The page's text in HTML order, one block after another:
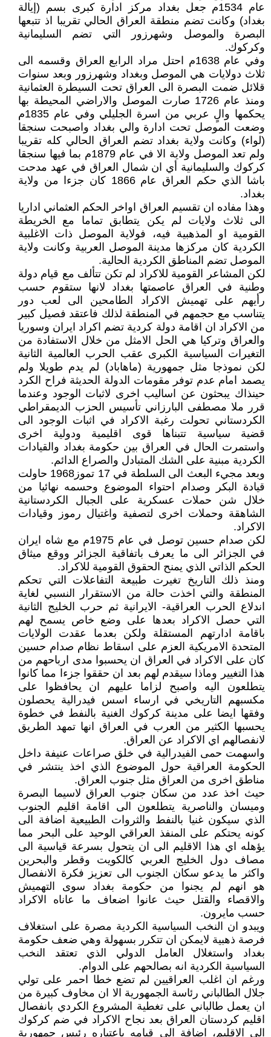
عام 1534م جعل بغداد مركز ادارة كبرى بسم (إيالة
بغداد) وكانت تضم منطقة العراق الحالي تقريبا اذ تتبعها
البصرة والموصل وشهرزور التي تضم السليمانية
وكركوك.
وفي عام 1638م احتل مراد الرابع العراق وقسمه الى
ثلاث دولايات هي الموصل وبغداد وشهرزور وبعد سنوات
قلائل ضمت البصرة الى العراق تحت السيطرة العثمانية
ومنذ عام 1726 صارت الموصل والاراضي المحيطة بها
يحكمها والٍ عربي من اسرة الجليلي وفي عام 1835م
وضعت الموصل تحت ادارة والي بغداد واصبحت سنجقا
(لواء) وكانت ولاية بغداد تضم العراق الحالي كله تقريبا
ولم تعد الموصل ولاية الا في عام 1879م بما فيها سنجقا
كركوك والسليمانية أي ان شمال العراق في عهد مدحت
باشا الذي حكم العراق عام 1866 كان جزءا من ولاية
بغداد.
وهذا مفاده ان تقسيم العراق اواخر الحكم العثماني اداريا
الى ثلاث ولايات لم يكن يتطابق تماما مع الخريطة
القومية او المذهبية فيه، فولاية الموصل ذات الاغلبية
الكردية كان مركزها مدينة الموصل العربية وكانت ولاية
الموصل تضم المناطق الكردية الحالية.
لكن المشاعر القومية للاكراد لم تكن تتألف مع قيام دولة
وطنية في العراق عاصمتها بغداد لانها ستقوم حسب
رأيهم على تهميش الاكراد الطامحين الى لعب دور
يتناسب مع حجمهم في المنطقة لذلك فاعتقد فصيل كبير
من الاكراد ان اقامة دولة كردية تضم اكراد ايران وسوريا
والعراق وتركيا هي الحل الامثل من خلال الاستفادة من
التغيرات السياسية الكبرى عقب الحرب العالمية الثانية
لكن نموذجا مثل جمهورية (ماهاباد) لم يدم طويلا ولم
يصمد امام عدم توفر مقومات الدولة الحديثة فراح الكرد
حينذاك يبحثون عن اساليب اخرى لاثبات الوجود وعندما
قرر ملا مصطفى البارزاني تأسيس الحزب الديمقراطي
الكردستاني تحولت رغبة الاكراد في اثبات الوجود الى
قضية سياسية تتبناها قوى اقليمية ودولية اخرى
واستمرت الحال في العراق بين حكومة بغداد والقيادات
الكردية مبنية على الشك المتبادل والصراع الدائم.
وبعد مجيء البعث الى السلطة في 17 تموز1968 حاولت
قيادة البكر وصدام احتواء الموضوع وحسمه نهائيا من
خلال شن حملات عسكرية على الجبال الكردستانية
الشاهقة وحملات اخرى لتصفية واغتيال رموز وقيادات
الاكراد.
لكن صدام حسين توصل في عام 1975م مع شاه ايران
في الجزائر الى ما يعرف باتفاقية الجزائر ووقع ميثاق
الحكم الذاتي الذي يمنح الحقوق القومية للاكراد.
ومنذ ذلك التاريخ تغيرت طبيعة التفاعلات التي تحكم
المنطقة والتي اخذت حالة من الاستقرار النسبي لغاية
اندلاع الحرب العراقية- الايرانية ثم حرب الخليج الثانية
التي حصل الاكراد بعدها على وضع خاص يسمح لهم
باقامة ادارتهم المستقلة ولكن بعدما عقدت الولايات
المتحدة الامريكية العزم على اسقاط نظام صدام حسين
كان على الاكراد في العراق ان يحسبوا مدى ارباحهم من
هذا التغيير وماذا سيقدم لهم بعد ان حققوا جزءا مما كانوا
يتطلعون اليه واصبح لزاما عليهم ان يحافظوا على
مكسبهم التاريخي في ارساء اسس فيدرالية يحصلون
وفقها ايضا على مدينة كركوك الغنية بالنفط في خطوة
يحسبها الكثير من العرب في العراق انها تمهد الطريق
لانفصالهم اي الاكراد عن العراق.
واسهمت حمى الفيدرالية في خلق صراعات عنيفة داخل
الحكومة العراقية حول الموضوع الذي اخذ ينتشر في
مناطق اخرى من العراق مثل جنوب العراق.
حيث اخذ عدد من سكان جنوب العراق لاسيما البصرة
وميسان والناصرية يتطلعون الى اقامة اقليم الجنوب
الذي سيكون غنيا بالنفط والثروات الطبيعية اضافة الى
كونه يحتكم على المنفذ العراقي الوحيد على البحر مما
يؤهله اي هذا الاقليم الى ان يتحول بسرعة قياسية الى
مصاف دول الخليج العربي كالكويت وقطر والبحرين
واكثر ما يدعو سكان الجنوب الى تعزيز فكرة الانفصال
هو انهم لم يجنوا من حكومة بغداد سوى التهميش
والاقصاء والقتل حيث عانوا اضعاف ما عاناه الاكراد
حسب مايرون.
ويبدو ان النخب السياسية الكردية مصرة على استغلاف
فرصة ذهبية لايمكن ان تتكرر بسهولة وهي ضعف حكومة
بغداد واستغلال العامل الدولي الذي تعتقد النخب
السياسية الكردية انه بصالحهم على الدوام.
ورغم ان اغلب العراقيين لم تضع خطا احمر على تولي
جلال الطالباني رئاسة الجمهورية الا ان مخاوف كبيرة من
ان يعمل طالباني على تغطية المشروع الكردي بانفصال
اقليم كردستان العراق بعد نجاح الاكراد في ضم كركوك
الى الاقليم، اضافة الى قيامه باعتباره رئيس جمهورية